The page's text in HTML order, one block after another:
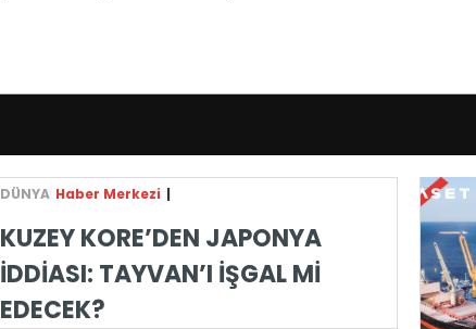
DÜNYA Haber Merkezi |
KUZEY KORE’DEN JAPONYA
İDDİASI: TAYVAN’I İŞGAL Mİ
EDECEK?